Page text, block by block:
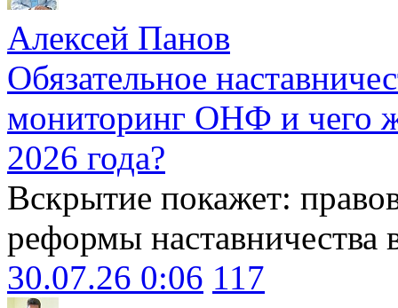
Алексей Панов
Обязательное
мониторинг ОНФ и чего
2026 года?
Вскрытие покажет:
реформы наставничества
30.07.26 0:06 117